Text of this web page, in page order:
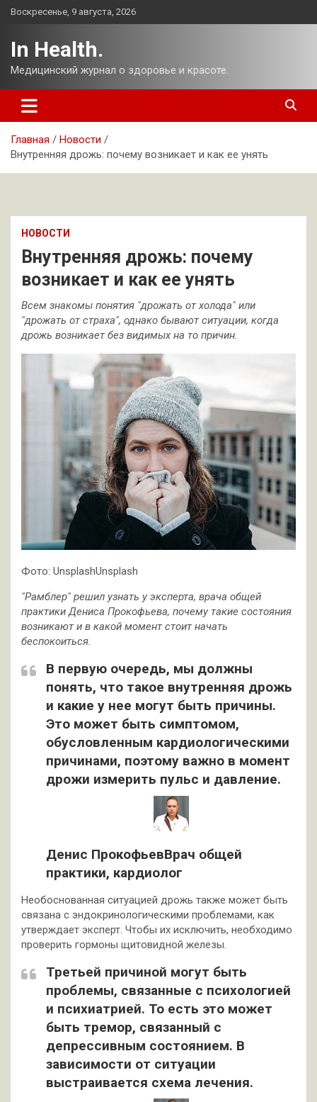
Перейти
Воскресенье, 9 августа, 2026
In Health.
Медицинский журнал о здоровье и красоте.
Главная
Новости
Внутренняя дрожь: почему возникает и как ее унять
НОВОСТИ
Внутренняя дрожь: почему
возникает и как ее унять
Всем знакомы понятия "дрожать от холода" или
"дрожать от страха", однако бывают ситуации, когда
дрожь возникает без видимых на то причин.
Фото: UnsplashUnsplash
"Рамблер" решил узнать у эксперта, врача общей
практики Дениса Прокофьева, почему такие состояния
возникают и в какой момент стоит начать
беспокоиться.
В первую очередь, мы должны
понять, что такое внутренняя дрожь
и какие у нее могут быть причины.
Это может быть симптомом,
обусловленным кардиологическими
причинами, поэтому важно в момент
дрожи измерить пульс и давление.
Денис ПрокофьевВрач общей
практики, кардиолог
Необоснованная ситуацией дрожь также может быть
связана с эндокринологическими проблемами, как
утверждает эксперт. Чтобы их исключить, необходимо
проверить гормоны щитовидной железы.
Третьей причиной могут быть
проблемы, связанные с психологией
и психиатрией. То есть это может
быть тремор, связанный с
депрессивным состоянием. В
зависимости от ситуации
выстраивается схема лечения.